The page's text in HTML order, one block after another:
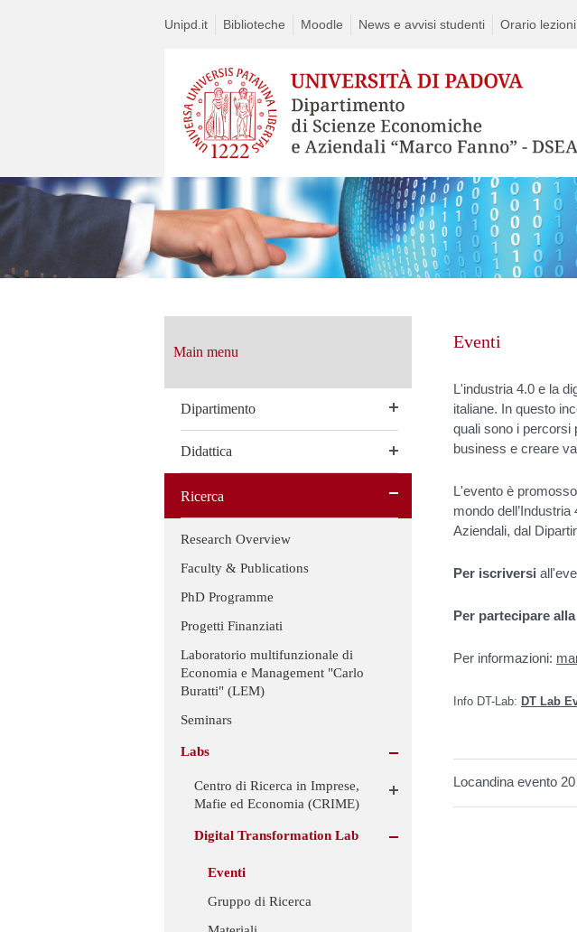
Unipd.it Biblioteche Moodle News e avvisi studenti Orario lezioni
Vai
al
contenuto
Main menu
Dipartimento
Didattica
Ricerca
Research Overview
Faculty & Publications
PhD Programme
Progetti Finanziati
Laboratorio multifunzionale di
Economia e Management "Carlo
Buratti" (LEM)
Seminars
Labs
Centro di Ricerca in Imprese,
Mafie ed Economia (CRIME)
Digital Transformation Lab
Eventi
Gruppo di Ricerca
Eventi
L'industria 4.0 e la
italiane. In questo
quali sono i percorsi
business e creare
L'evento è
mondo
Aziendali, dal
Per iscriversi
Per partecipare
Per informazioni:
Info DT-Lab: DT Lab
Locandina evento